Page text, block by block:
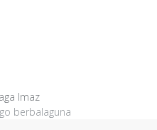
Imaz
berbalaguna